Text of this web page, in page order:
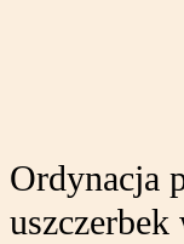
Ordynacja